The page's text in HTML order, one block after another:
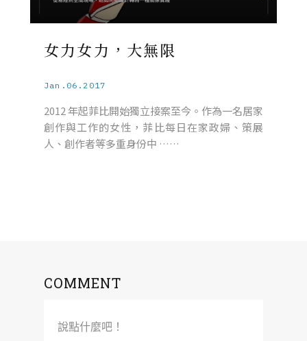
女力女力，大無限
Jan.06.2017
2012 年起菲比開始獨立接案至今。作為一名居家
創作與工作的女性，菲比每日在家政婦、策展
人、創作者等多重身份中 ……
COMMENT
說點什麼吧！